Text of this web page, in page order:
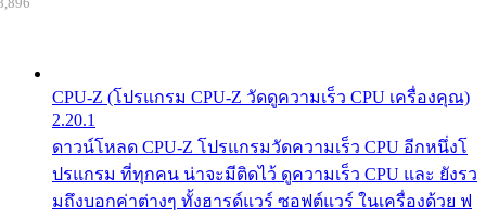
CPU-Z (โปรแกรม CPU-Z วัดดูความเร็ว CPU เครื่องคุณ)
2.20.1
ดาวน์โหลด CPU-Z โปรแกรมวัดความเร็ว CPU อีกหนึ่งโ
ปรแกรม ที่ทุกคน น่าจะมีติดไว้ ดูความเร็ว CPU และ ยังรว
มถึงบอกค่าต่างๆ ทั้งฮารด์แวร์ ซอฟต์แวร์ ในเครื่องด้วย ฟ